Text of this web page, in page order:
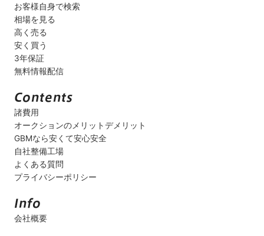
お客様自身で検索
相場を見る
高く売る
安く買う
3年保証
無料情報配信
諸費用
オークションのメリットデメリット
GBMなら安くて安心安全
自社整備工場
よくある質問
プライバシーポリシー
会社概要